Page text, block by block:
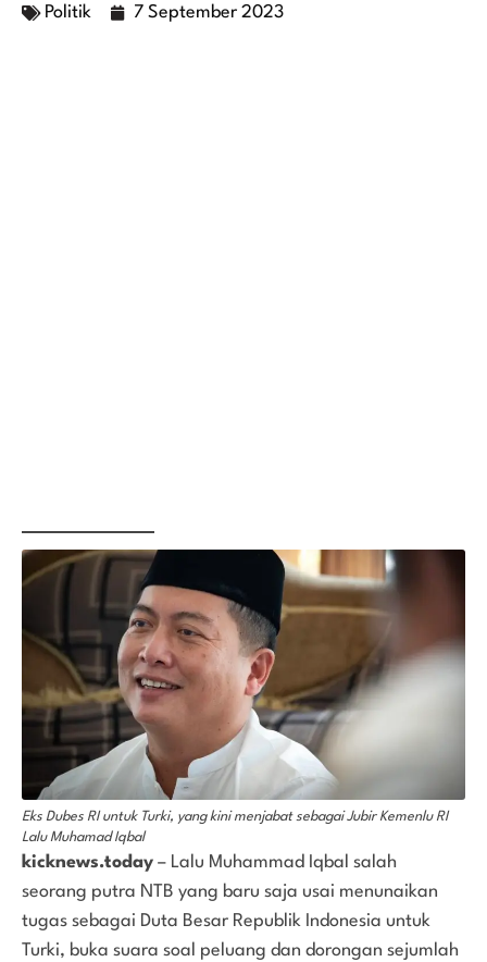
Politik 7 September 2023
Eks Dubes RI untuk Turki, yang kini menjabat sebagai Jubir Kemenlu RI
Lalu Muhamad Iqbal
kicknews.today – Lalu Muhammad Iqbal salah
seorang putra NTB yang baru saja usai menunaikan
tugas sebagai Duta Besar Republik Indonesia untuk
Turki, buka suara soal peluang dan dorongan sejumlah